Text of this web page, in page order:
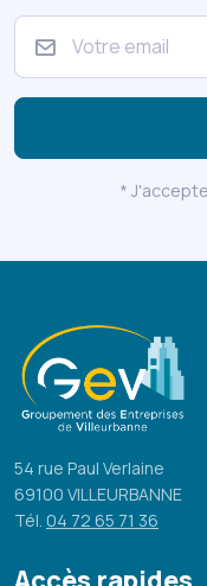
*
54 rue Paul Verlaine
69100 VILLEURBANNE
Tél. 04 72 65 71 36